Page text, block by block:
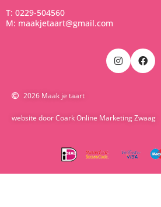
T: 0229-504560
M: maakjetaart@gmail.com
2026 Maak je taart
website door Coark Online Marketing Zwaag